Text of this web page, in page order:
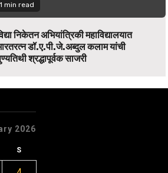
1 min read
निकेतन अभियांत्रिकी महाविद्यालयात
डॉ.ए.पी.जे.अब्दुल कलाम यांची
श्रद्धापूर्वक साजरी
2026
S